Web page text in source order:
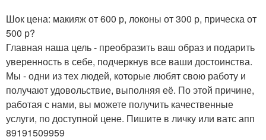
Шок цена: макияж от 600 р, локоны от 300 р, прическа от
500 р?
Главная наша цель - преобразить ваш образ и подарить
уверенность в себе, подчеркнув все ваши достоинства.
Мы - одни из тех людей, которые любят свою работу и
получают удовольствие, выполняя её. По этой причине,
работая с нами, вы можете получить качественные
услуги, по доступной цене. Пишите в личку или ватс апп
89191509959